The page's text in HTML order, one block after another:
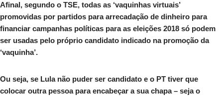
Afinal, segundo o TSE, todas as ‘vaquinhas virtuais’
promovidas por partidos para arrecadação de dinheiro para
financiar campanhas políticas para as eleições 2018 só podem
ser usadas pelo próprio candidato indicado na promoção da
‘vaquinha’.
Ou seja, se Lula não puder ser candidato e o PT tiver que
colocar outra pessoa para encabeçar a sua chapa – seja o